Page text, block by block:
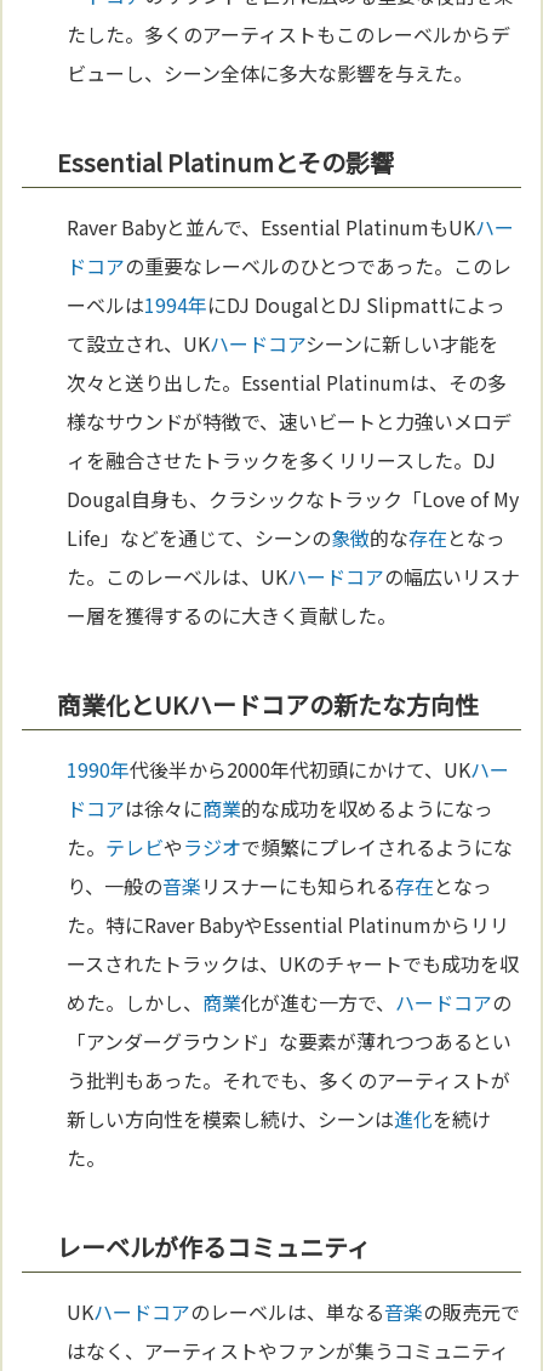
たした。多くのアーティストもこのレーベルからデ
ビューし、シーン全体に多大な影響を与えた。
Essential Platinumとその影響
Raver Babyと並んで、Essential PlatinumもUKハー
ドコアの重要なレーベルのひとつであった。このレ
ーベルは1994年にDJ DougalとDJ Slipmattによっ
て設立され、UKハードコアシーンに新しい才能を
次々と送り出した。Essential Platinumは、その多
様なサウンドが特徴で、速いビートと力強いメロデ
ィを融合させたトラックを多くリリースした。DJ
Dougal自身も、クラシックなトラック「Love of My
Life」などを通じて、シーンの象徴的な存在となっ
た。このレーベルは、UKハードコアの幅広いリスナ
ー層を獲得するのに大きく貢献した。
商業化とUKハードコアの新たな方向性
1990年代後半から2000年代初頭にかけて、UKハー
ドコアは徐々に商業的な成功を収めるようになっ
た。 テレビやラジオで頻繁にプレイされるようにな
り、一般の音楽リスナーにも知られる存在となっ
た。特にRaver BabyやEssential Platinumからリリ
ースされたトラックは、UKのチャートでも成功を収
めた。しかし、 商業化が進む一方で、 ハードコアの
「アンダーグラウンド」な要素が薄れつつあるとい
う批判もあった。それでも、多くのアーティストが
新しい方向性を模索し続け、シーンは進化を続け
た。
レーベルが作るコミュニティ
UKハードコアのレーベルは、単なる音楽の販売元で
はなく、アーティストやファンが集うコミュニティ